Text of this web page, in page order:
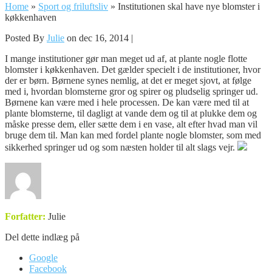
Home » Sport og friluftsliv » Institutionen skal have nye blomster i
køkkenhaven
Posted By Julie on dec 16, 2014 |
I mange institutioner gør man meget ud af, at plante nogle flotte
blomster i køkkenhaven. Det gælder specielt i de institutioner, hvor
der er børn. Børnene synes nemlig, at det er meget sjovt, at følge
med i, hvordan blomsterne gror og spirer og pludselig springer ud.
Børnene kan være med i hele processen. De kan være med til at
plante blomsterne, til dagligt at vande dem og til at plukke dem og
måske presse dem, eller sætte dem i en vase, alt efter hvad man vil
bruge dem til. Man kan med fordel plante nogle blomster, som med
sikkerhed springer ud og som næsten holder til alt slags vejr.
Forfatter: Julie
Del dette indlæg på
Google
Facebook